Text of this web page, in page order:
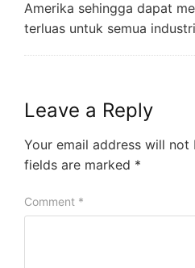
Amerika sehingga dapat
terluas untuk semua
Leave a Reply
Your email address will not
fields are marked *
Comment *